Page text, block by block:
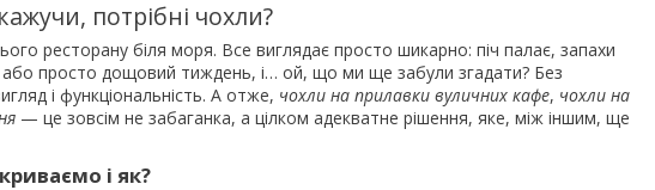
потрібні чохли?
ресторану біля моря. Все виглядає просто шикарно: піч палає, запахи
просто дощовий тиждень, і… ой, що ми ще забули згадати? Без
і функціональність. А отже, чохли на прилавки вуличних кафе, чохли на
— це зовсім не забаганка, а цілком адекватне рішення, яке, між іншим, ще
і як?